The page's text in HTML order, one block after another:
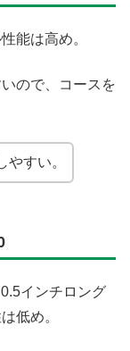
能は高め。
ので、コースを
すい。
インチロング
低め。